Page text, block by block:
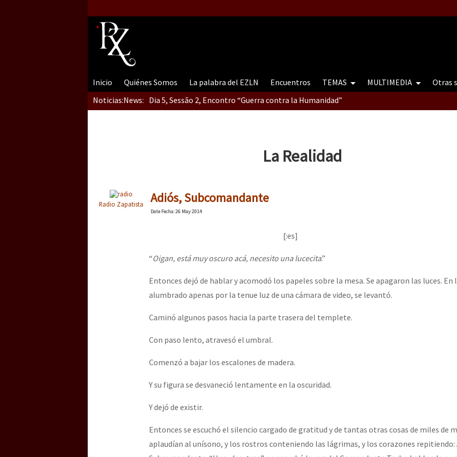
Inicio Quiénes Somos La palabra del EZLN Encuentros TEMAS MULTIMEDIA Otras
Noticias:News: Dia 5, Sessão 2, Encontro “Guerra contra la Humanidad”
Dia 1: Encontro “Guerra contra a Humanidade”
[CDMX – 20 julio] Jornadas globales por la libertad de Jesús Plácido Galindo y el alto a la
“Sonhando a Terra do Bem Virá” se publica no Estado Espanhol
Se o México sabe, que o mundo saiba! Nossas lutas pela memória, a justiça e a dignidade
La Realidad
Radio Zapatista Adiós, Subcomandante
DateFecha: 26 May 2014
[:es]
“Oigan, está muy oscuro acá, necesito una lucecita.”
Entonces dejó de hablar y acomodó los papeles sobre la mesa. Se apagaron las luces. En
alumbrado apenas por la tenue luz de una cámara de video, se levantó.
Caminó algunos pasos hacia la parte trasera del templete.
Con paso lento, atravesó el umbral.
Comenzó a bajar los escalones de madera.
Y su figura se desvaneció lentamente en la oscuridad.
Y dejó de existir.
Entonces se escuchó el silencio cargado de gratitud y de tantas otras cosas de miles de
aplaudían al unísono, y los rostros conteniendo las lágrimas, y los corazones repitiendo: